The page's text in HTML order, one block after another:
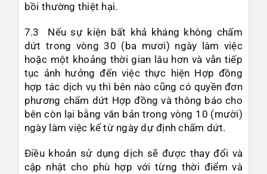
bồi thường thiệt hại.
7.3 Nếu sự kiện bất khả kháng không chấm
dứt trong vòng 30 (ba mươi) ngày làm việc
hoặc một khoảng thời gian lâu hơn và vẫn tiếp
tục ảnh hưởng đến việc thực hiện Hợp đồng
hợp tác dịch vụ thì bên nào cũng có quyền đơn
phương chấm dứt Hợp đồng và thông báo cho
bên còn lại bằng văn bản trong vòng 10 (mười)
ngày làm việc kể từ ngày dự định chấm dứt.
Điều khoản sử dụng dịch sẽ được thay đổi và
cập nhật cho phù hợp với từng thời điểm và